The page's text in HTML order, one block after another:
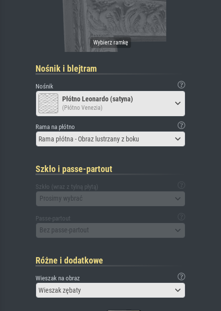
Nośnik i blejtram
Nośnik
Płótno Leonardo (satyna)
(Płótno Venezia)
Rama na płótno
Rama płótna - Obraz lustrzany z boku
Szkło i passe-partout
Szkło (wraz z tylną płytą)
Prosimy wybrać
Passe-partout
Bez passe-partout
Różne i dodatkowe
Wieszak na obraz
Wieszak zębaty